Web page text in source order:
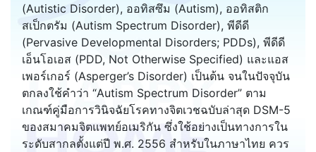
(Autistic Disorder), ออทิสซึม (Autism), ออทิสติก
สเป็กตรัม (Autism Spectrum Disorder), พีดีดี
(Pervasive Developmental Disorders; PDDs), พีดีดี
เอ็นโอเอส (PDD, Not Otherwise Specified) และแอส
เพอร์เกอร์ (Asperger’s Disorder) เป็นต้น จนในปัจจุบัน
ตกลงใช้คำว่า “Autism Spectrum Disorder” ตาม
เกณฑ์คู่มือการวินิจฉัยโรคทางจิตเวชฉบับล่าสุด DSM-5
ของสมาคมจิตแพทย์อเมริกัน ซึ่งใช้อย่างเป็นทางการใน
ระดับสากลตั้งแต่ปี พ.ศ. 2556 สำหรับในภาษาไทย ควร